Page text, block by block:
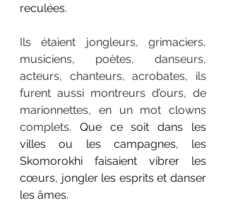
reculées.
Ils étaient jongleurs, grimaciers,
musiciens, poètes, danseurs,
acteurs, chanteurs, acrobates, ils
furent aussi montreurs d’ours, de
marionnettes, en un mot clowns
complets. Que ce soit dans les
villes ou les campagnes, les
Skomorokhi faisaient vibrer les
cœurs, jongler les esprits et danser
les âmes.